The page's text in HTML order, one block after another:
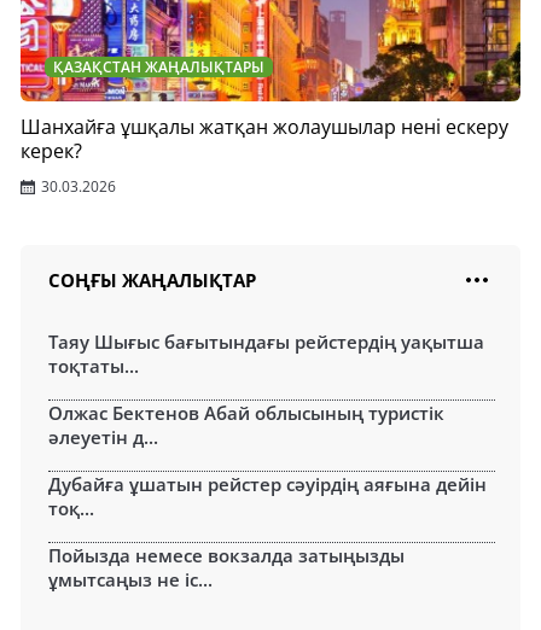
ҚАЗАҚСТАН ЖАҢАЛЫҚТАРЫ
Шанхайға ұшқалы жатқан жолаушылар нені ескеру
керек?
30.03.2026
СОҢҒЫ ЖАҢАЛЫҚТАР
Таяу Шығыс бағытындағы рейстердің уақытша
тоқтаты...
Олжас Бектенов Абай облысының туристік
әлеуетін д...
Дубайға ұшатын рейстер сәуірдің аяғына дейін
тоқ...
Пойызда немесе вокзалда затыңызды
ұмытсаңыз не іс...